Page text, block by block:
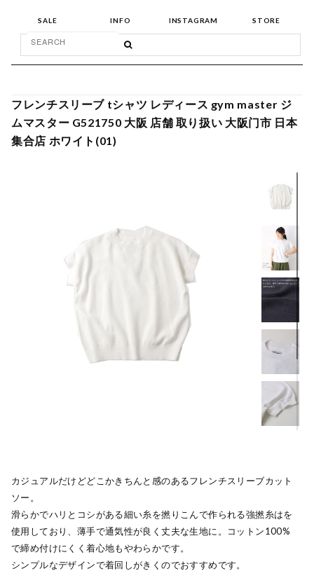
SALE INFO INSTAGRAM STORE
フレンチスリーブ tシャツ レディース gym master ジ
ムマスター G521750 大阪 店舗 取り扱い 大阪门市 日本
集合店 ホワイト(01)
カジュアルだけどどこかきちんと感のあるフレンチスリーブカット
ソー。
滑らかでハリとコシがある細い糸を撚りこんで作られる強撚糸はを
使用しており、薄手で通気性が良く丈夫な生地に。コットン100%
で締め付けにくく着心地もやわらかです。
シンプルなデザインで着回しがきくのでおすすめです。